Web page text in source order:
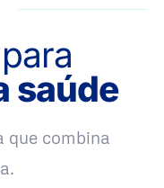
saúde
que combina